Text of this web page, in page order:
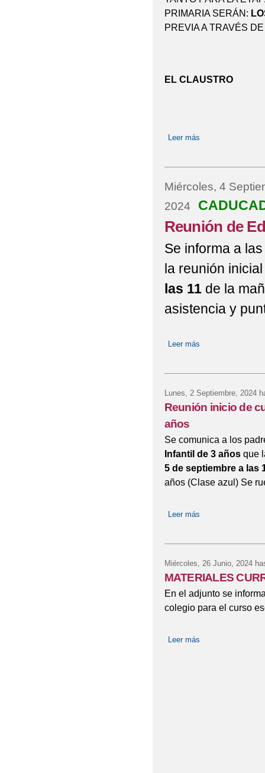
PROGRAMA
PRIMARIA SERÁN:
PREVIA A TRAVÉS
EL CLAUSTRO
Leer más
Miércoles, 4
2024
Reunión de
Se informa a
la reunión
las 11 de la
asistencia y
Leer más
Lunes, 2 Septiembre, 2024
Reunión inicio de
años
Se comunica a los
Infantil de 3 años que
5 de septiembre a las
años (Clase azul) Se
Leer más
Miércoles, 26 Junio, 2024
MATERIALES
En el adjunto se
colegio para el curso
Leer más